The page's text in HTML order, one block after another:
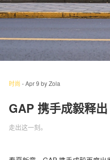
时尚 -Apr 9 byZola
GAP 携手成毅释
走出这一刻。